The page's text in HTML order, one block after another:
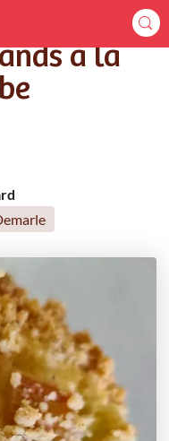
à la rhubarbe
à la